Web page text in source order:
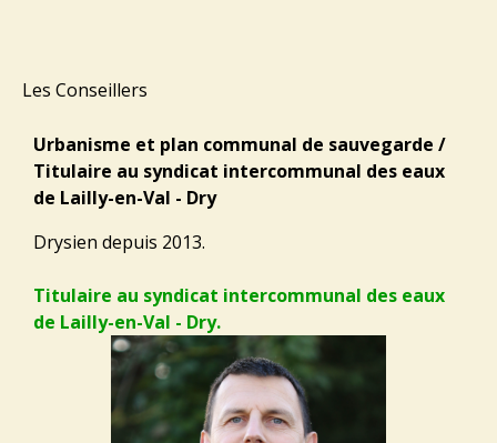
Les Conseillers
Urbanisme et plan communal de sauvegarde /
Titulaire au syndicat intercommunal des eaux
de Lailly-en-Val - Dry
Drysien depuis 2013.
Titulaire au syndicat intercommunal des eaux
de Lailly-en-Val - Dry.